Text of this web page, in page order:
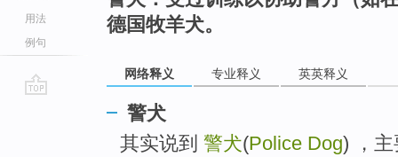
用法
例句
德国牧羊犬。
网络释义 专业释义 英英释义
警犬
其实说到 警犬(Police Dog) ，